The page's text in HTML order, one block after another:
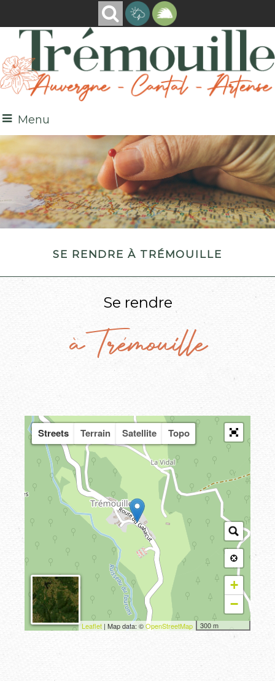
Menu
Se rendre à Trémouille
Se rendre
à Trémouille
Streets Terrain Satellite Topo
+
−
300 m
Leaflet| Map data: ©OpenStreetMap